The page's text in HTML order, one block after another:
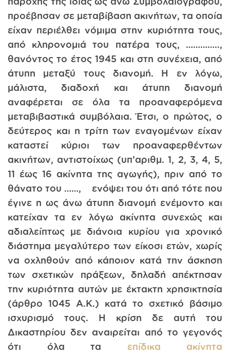
προέβησαν σε μεταβίβαση ακινήτων, τα οποία
είχαν περιέλθει νόμιμα στην κυριότητα τους,
από κληρονομιά του πατέρα τους, …………..,
θανόντος το έτος 1945 και στη συνέχεια, από
άτυπη μεταξύ τους διανομή. Η εν λόγω,
μάλιστα, διαδοχή και άτυπη διανομή
αναφέρεται σε όλα τα προαναφερόμενα
μεταβιβαστικά συμβόλαια. Έτσι, ο πρώτος, ο
δεύτερος και η τρίτη των εναγομένων είχαν
καταστεί κύριοι των προαναφερθέντων
ακινήτων, αντιστοίχως (υπ’αριθμ. 1, 2, 3, 4, 5,
11 έως 16 ακίνητα της αγωγής), πριν από το
θάνατο του ……, ενόψει του ότι από τότε που
έγινε η ως άνω άτυπη διανομή ενέμοντο και
κατείχαν τα εν λόγω ακίνητα συνεχώς και
αδιαλείπτως με διάνοια κυρίου για χρονικό
διάστημα μεγαλύτερο των είκοσι ετών, χωρίς
να οχληθούν από κάποιον κατά την άσκηση
των σχετικών πράξεων, δηλαδή απέκτησαν
την κυριότητα αυτών με έκτακτη χρησικτησία
(άρθρο 1045 Α.Κ.) κατά το σχετικό βάσιμο
ισχυρισμό τους. Η κρίση δε αυτή του
Δικαστηρίου δεν αναιρείται από το γεγονός
ότι όλα τα επίδικα ακίνητα